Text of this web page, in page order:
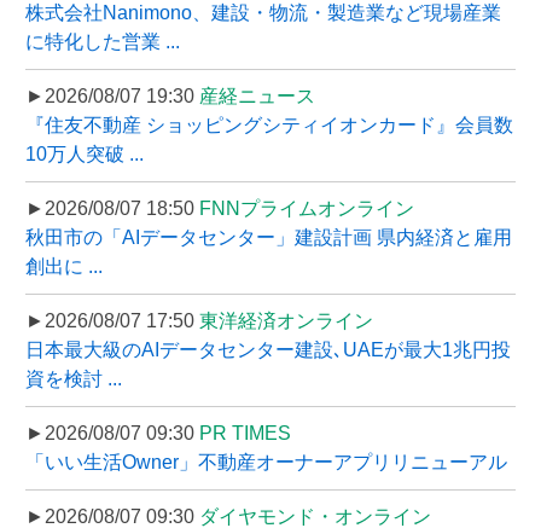
株式会社Nanimono、建設・物流・製造業など現場産業
に特化した営業 ...
►2026/08/07 19:30 産経ニュース
『住友不動産 ショッピングシティイオンカード』会員数
10万人突破 ...
►2026/08/07 18:50 FNNプライムオンライン
秋田市の「AIデータセンター」建設計画 県内経済と雇用
創出に ...
►2026/08/07 17:50 東洋経済オンライン
日本最大級のAIデータセンター建設､UAEが最大1兆円投
資を検討 ...
►2026/08/07 09:30 PR TIMES
「いい生活Owner」不動産オーナーアプリリニューアル
►2026/08/07 09:30 ダイヤモンド・オンライン